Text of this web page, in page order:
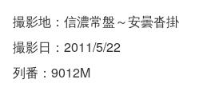
撮影地：信濃常盤～安曇沓掛
撮影日：2011/5/22
列番：9012M